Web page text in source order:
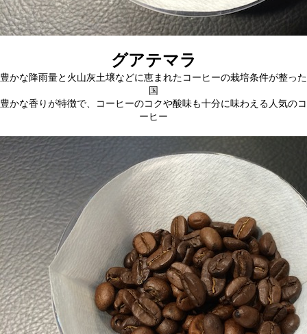
グアテマラ
豊かな降雨量と火山灰土壌などに恵まれたコーヒーの栽培条件が整った
国
豊かな香りが特徴で、コーヒーのコクや酸味も十分に味わえる人気のコ
ーヒー